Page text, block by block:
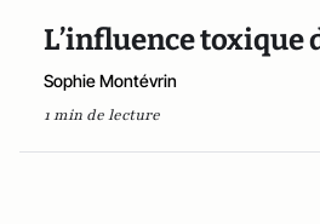
L’influence toxique
Sophie Montévrin
1 min de lecture